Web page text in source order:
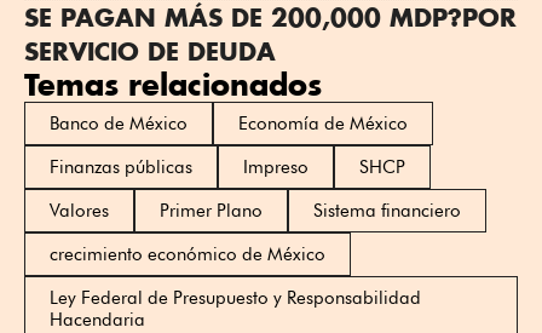
SE PAGAN MÁS DE 200,000 MDP?POR
SERVICIO DE DEUDA
Temas relacionados
Banco de México
Economía de México
Finanzas públicas
Impreso
SHCP
Valores
Primer Plano
Sistema financiero
crecimiento económico de México
Ley Federal de Presupuesto y Responsabilidad
Hacendaria